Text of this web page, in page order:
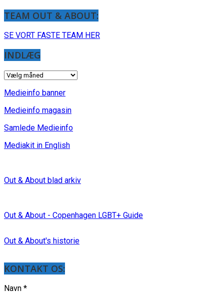
TEAM OUT & ABOUT:
SE VORT FASTE TEAM HER
INDLÆG
INDLÆG
Medieinfo banner
Medieinfo magasin
Samlede Medieinfo
Mediakit in English
Out & About blad arkiv
Out & About - Copenhagen LGBT+ Guide
Out & About's historie
KONTAKT OS:
Navn *